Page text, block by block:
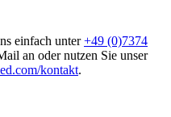
einfach unter+49 (0)7374
an oder nutzen Sie unser
kontakt.